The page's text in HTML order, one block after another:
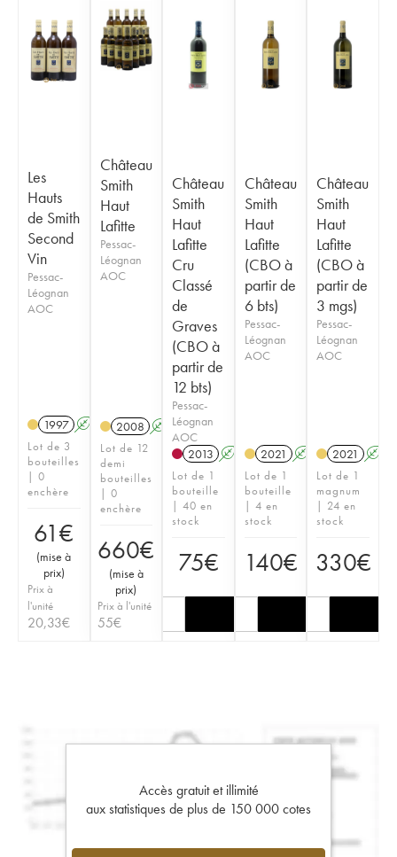
Les
Hauts
de Smith
Second
Vin
Pessac-
Léognan
AOC
1997 A
Lot de 3
bouteilles
| 0
enchère
61€
(mise à
prix)
Prix à
l'unité
20,33€
Château
Smith
Haut
Lafitte
Pessac-
Léognan
AOC
2008 A T
Lot de 12
demi
bouteilles
| 0
enchère
660€
(mise à
prix)
Prix à l'unité
55€
Château
Smith
Haut
Lafitte
Cru
Classé
de
Graves
(CBO à
partir de
12 bts)
Pessac-
Léognan
AOC
2013 A T
Lot de 1
bouteille
| 40 en
stock
75€
Château
Smith
Haut
Lafitte
(CBO à
partir de
6 bts)
Pessac-
Léognan
AOC
2021 A T
Lot de 1
bouteille
| 4 en
stock
140€
Château
Smith
Haut
Lafitte
(CBO à
partir de
3 mgs)
Pessac-
Léognan
AOC
2021 A
Lot de 1
magnum
| 24 en
stock
330€
Accès gratuit et illimité
aux statistiques de plus de 150 000 cotes